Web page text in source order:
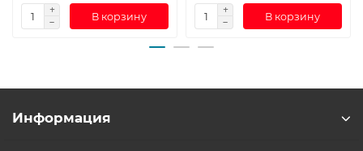
В корзину В корзину
Информация